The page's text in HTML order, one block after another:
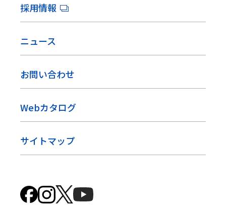
採用情報
ニュース
お問い合わせ
Webカタログ
サイトマップ